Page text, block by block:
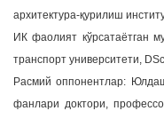
архитектура-қурилиш
ИК фаолият кўрсатаётган
транспорт университети,
Расмий оппонентлар:
фанлари доктори,